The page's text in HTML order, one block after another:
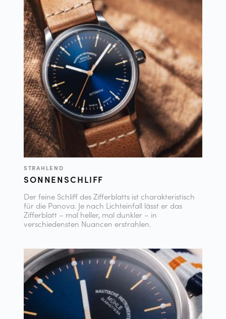
STRAHLEND
SONNENSCHLIFF
Der feine Schliff des Zifferblatts ist charakteristisch
für die Panova. Je nach Lichteinfall lässt er das
Zifferblatt – mal heller, mal dunkler – in
verschiedensten Nuancen erstrahlen.